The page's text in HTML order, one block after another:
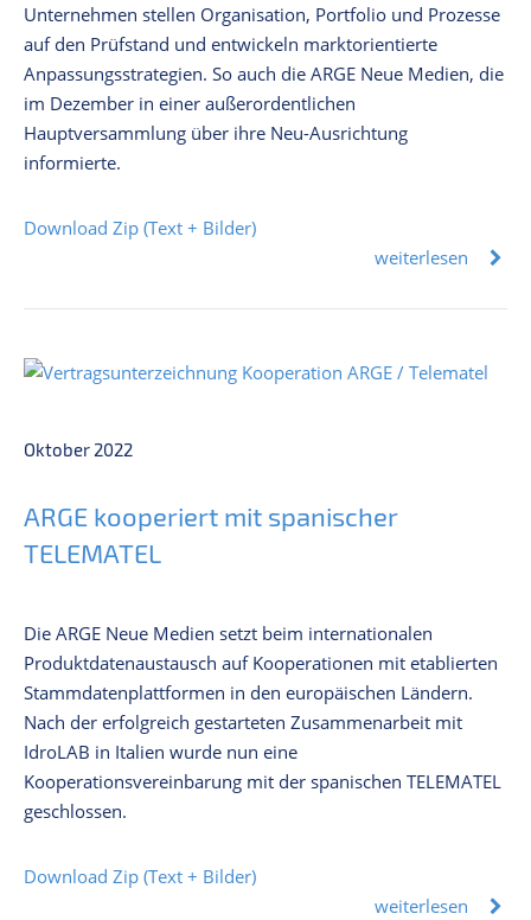
Unternehmen stellen Organisation, Portfolio und Prozesse
auf den Prüfstand und entwickeln marktorientierte
Anpassungsstrategien. So auch die ARGE Neue Medien, die
im Dezember in einer außerordentlichen
Hauptversammlung über ihre Neu-Ausrichtung
informierte.
Download Zip (Text + Bilder)
weiterlesen
Oktober 2022
ARGE kooperiert mit spanischer
TELEMATEL
Die ARGE Neue Medien setzt beim internationalen
Produktdatenaustausch auf Kooperationen mit etablierten
Stammdatenplattformen in den europäischen Ländern.
Nach der erfolgreich gestarteten Zusammenarbeit mit
IdroLAB in Italien wurde nun eine
Kooperationsvereinbarung mit der spanischen TELEMATEL
geschlossen.
Download Zip (Text + Bilder)
weiterlesen